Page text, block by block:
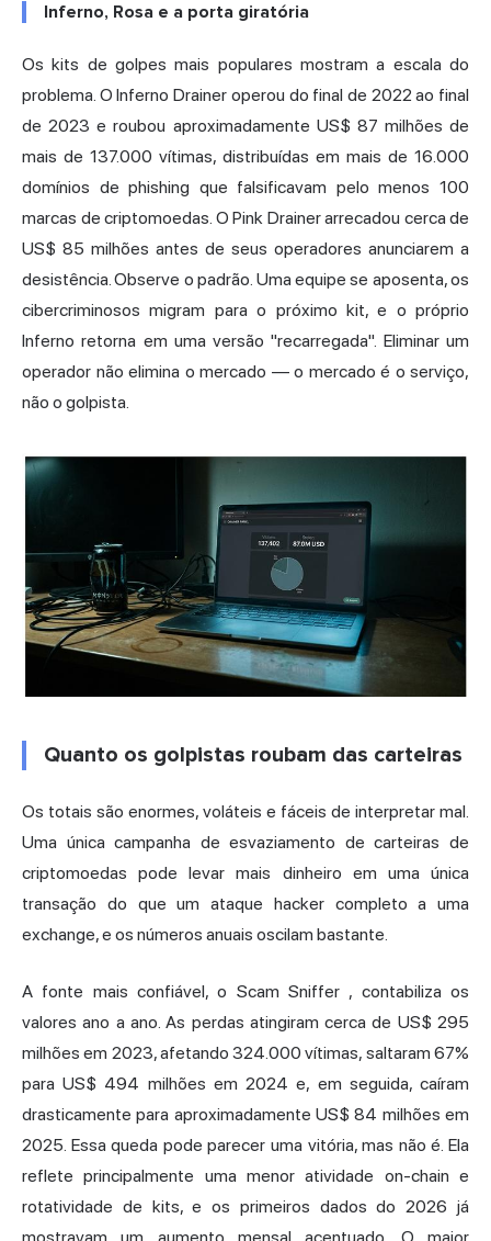
Inferno, Rosa e a porta giratória
Os kits de golpes mais populares mostram a escala do
problema. O Inferno Drainer operou do final de 2022 ao final
de 2023 e roubou aproximadamente US$ 87 milhões de
mais de 137.000 vítimas, distribuídas em mais de 16.000
domínios de phishing que falsificavam pelo menos 100
marcas de criptomoedas. O Pink Drainer arrecadou cerca de
US$ 85 milhões antes de seus operadores anunciarem a
desistência. Observe o padrão. Uma equipe se aposenta, os
cibercriminosos migram para o próximo kit, e o próprio
Inferno retorna em uma versão "recarregada". Eliminar um
operador não elimina o mercado — o mercado é o serviço,
não o golpista.
Quanto os golpistas roubam das carteiras
Os totais são enormes, voláteis e fáceis de interpretar mal.
Uma única campanha de esvaziamento de carteiras de
criptomoedas pode levar mais dinheiro em uma única
transação do que um ataque hacker completo a uma
exchange, e os números anuais oscilam bastante.
A fonte mais confiável,o Scam Sniffer , contabiliza os
valores ano a ano. As perdas atingiram cerca de US$ 295
milhões em 2023, afetando 324.000 vítimas, saltaram 67%
para US$ 494 milhões em 2024 e, em seguida, caíram
drasticamente para aproximadamente US$ 84 milhões em
2025. Essa queda pode parecer uma vitória, mas não é. Ela
reflete principalmente uma menor atividade on-chain e
rotatividade de kits, e os primeiros dados do 2026 já